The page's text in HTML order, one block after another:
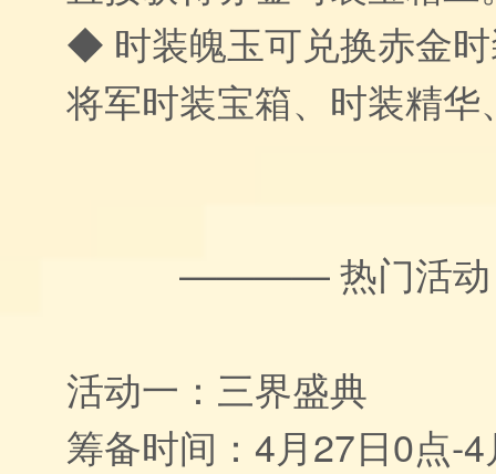
◆ 时装魄玉可兑换赤金
将军时装宝箱、时装精华
———— 热门活
活动一：三界盛典
筹备时间：4月27日0点-